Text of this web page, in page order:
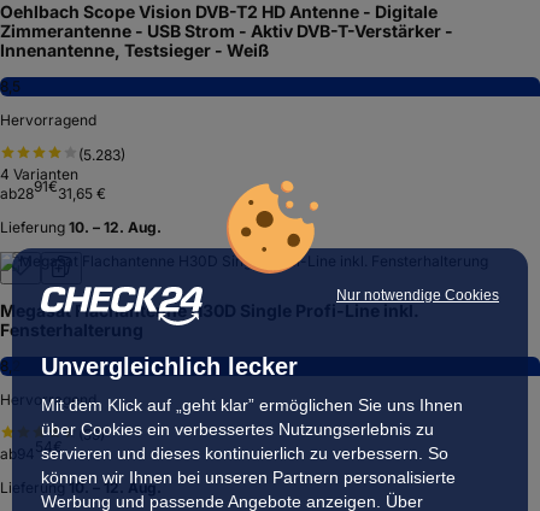
Nur notwendige Cookies
Unvergleichlich lecker
Mit dem Klick auf „geht klar” ermöglichen Sie uns Ihnen
über Cookies ein verbessertes Nutzungserlebnis zu
servieren und dieses kontinuierlich zu verbessern. So
können wir Ihnen bei unseren Partnern personalisierte
Werbung und passende Angebote anzeigen. Über
Oehlbach Scope Vision DVB-T2 HD Antenne - Digitale
Zimmerantenne - USB Strom - Aktiv DVB-T-Verstärker -
Innenantenne, Testsieger - Weiß
8,5
Hervorragend
(5.283)
4 Varianten
ab2891€31,65 €
Lieferung 10. – 12. Aug.
Megasat Flachantenne H30D Single Profi-Line inkl.
Fensterhalterung
8,2
Hervorragend
(59)
ab
Lieferung 10. – 12. Aug.